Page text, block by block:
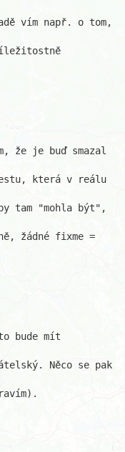
vím např. o tom,
že je buď smazal
která v reálu
tam "mohla být",
žádné fixme =
bude mít
Něco se pak